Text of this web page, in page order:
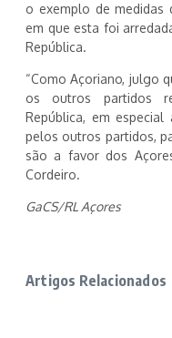
o exemplo de medidas
em que esta foi
República.
“Como Açoriano, julgo
os outros partidos
República, em
pelos outros partidos,
são a favor dos
Cordeiro.
GaCS/RL Açores
Artigos Relacionados